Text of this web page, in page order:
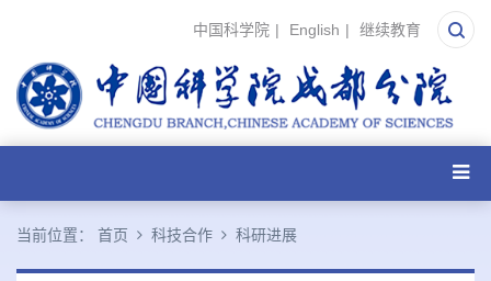
中国科学院 | English | 继续教育
当前位置： 首页 科技合作 科研进展